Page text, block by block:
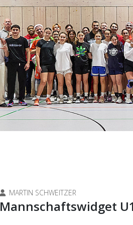
MARTIN SCHWEITZER
Mannschaftswidget